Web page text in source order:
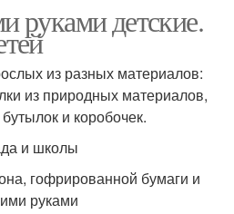
руками детские.
из разных материалов:
из природных материалов,
и коробочек.
и школы
гофрированной бумаги и
руками